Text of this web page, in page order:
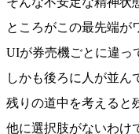
ところがこの最先端が
UIが券売機ごとに違っ
しかも後ろに人が並ん
残りの道中を考えると
他に選択肢がないわけ